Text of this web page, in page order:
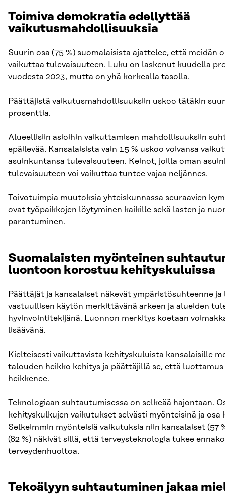
Toimiva demokratia edellyttää
vaikutusmahdollisuuksia
Suurin osa (75 %) suomalaisista ajattelee, että meidän
vaikuttaa tulevaisuuteen. Luku on laskenut kuudella
vuodesta 2023, mutta on yhä korkealla tasolla.
Päättäjistä vaikutusmahdollisuuksiin uskoo tätäkin
prosenttia.
Alueellisiin asioihin vaikuttamisen mahdollisuuksiin
epäilevää. Kansalaisista vain 15 % uskoo voivansa
asuinkuntansa tulevaisuuteen. Keinot, joilla oman
tulevaisuuteen voi vaikuttaa tuntee vajaa neljännes.
Toivotuimpia muutoksia yhteiskunnassa seuraavien
ovat työpaikkojen löytyminen kaikille sekä lasten ja
parantuminen.
Suomalaisten myönteinen
luontoon korostuu kehityskuluissa
Päättäjät ja kansalaiset näkevät ympäristösuhteenne
vastuullisen käytön merkittävänä arkeen ja alueiden
hyvinvointitekijänä. Luonnon merkitys koetaan
lisäävänä.
Kielteisesti vaikuttavista kehityskuluista kansalaisille
talouden heikko kehitys ja päättäjillä se, että
heikkenee.
Teknologiaan suhtautumisessa on selkeää hajontaan.
kehityskulkujen vaikutukset selvästi myönteisinä ja osa
Selkeimmin myönteisiä vaikutuksia niin kansalaiset (57
(82 %) näkivät sillä, että terveysteknologia tukee
terveydenhuoltoa.
Tekoälyyn suhtautuminen jakaa